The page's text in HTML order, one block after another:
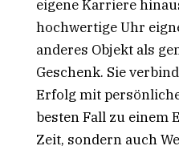
eigene Karriere
hochwertige Uhr
anderes Objekt als
Geschenk. Sie
Erfolg mit
besten Fall zu einem
Zeit, sondern auch